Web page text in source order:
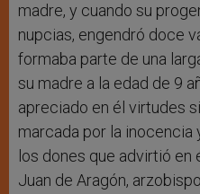
madre, y cuando su
nupcias, engendró doce
formaba parte de una
su madre a la edad de 9
apreciado en él virtudes
marcada por la inocencia
los dones que advirtió en
Juan de Aragón,